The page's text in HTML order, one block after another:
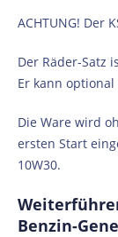
ACHTUNG! Der
Der Räder-Satz
Er kann
Die Ware wird
ersten Start
10W30.
Benzin-